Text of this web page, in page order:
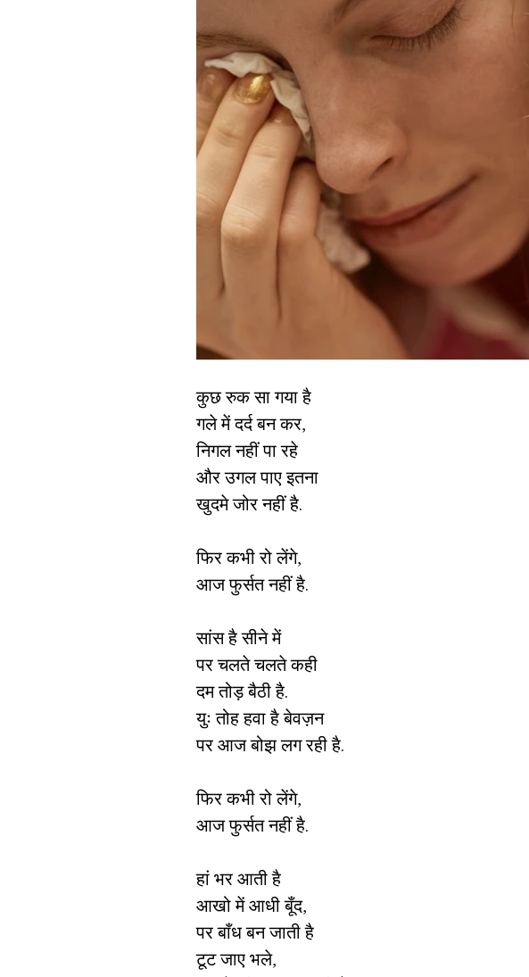
कुछ रुक सा गया है
गले में दर्द बन कर,
निगल नहीं पा रहे
और उगल पाए इतना
खुदमे जोर नहीं है.
फिर कभी रो लेंगे,
आज फुर्सत नहीं है.
सांस है सीने में
पर चलते चलते कही
दम तोड़ बैठी है.
युः तोह हवा है बेवज़न
पर आज बोझ लग रही है.
फिर कभी रो लेंगे,
आज फुर्सत नहीं है.
हां भर आती है
आखो में आधी बूँद,
पर बाँध बन जाती है
टूट जाए भले,